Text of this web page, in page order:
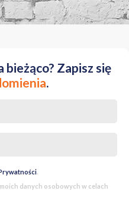
bieżąco? Zapisz się
.
.
danych osobowych w celach